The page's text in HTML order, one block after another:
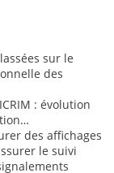
sur le
des
: évolution
des affichages
le suivi